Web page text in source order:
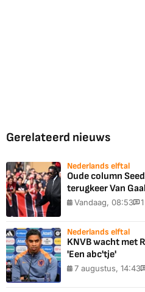
Gerelateerd nieuws
Nederlands elftal
Oude column
terugkeer Van
Vandaag, 08:53 1
Nederlands elftal
KNVB wacht met
'Een abc'tje'
7 augustus, 14:43